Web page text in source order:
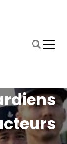
l